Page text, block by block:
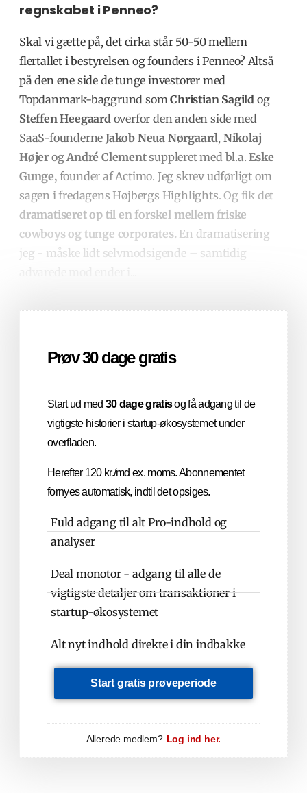
regnskabet i Penneo?
Skal vi gætte på, det cirka står 50-50 mellem
flertallet i bestyrelsen og founders i Penneo? Altså
på den ene side de tunge investorer med
Topdanmark-baggrund somChristian Sagild og
Steffen Heegaard overfor den anden side med
SaaS-founderneJakob Neua Nørgaard, Nikolaj
Højer og André Clementsuppleret med bl.a.Eske
Gunge, founder af Actimo. Jeg skrev udførligt om
sagen i fredagens Højbergs Highlights. Og fik det
dramatiseret op til en forskel mellem friske
cowboys og tunge corporates. En dramatisering
jeg - måske lidt selvmodsigende – samtidig
Prøv 30 dage gratis
Start ud med 30 dage gratisog få adgang til de
vigtigste historier i startup-økosystemet under
overfladen.
Herefter 120 kr./md ex. moms. Abonnementet
fornyes automatisk, indtil det opsiges.
Fuld adgang til alt Pro-indhold og
analyser
Deal monotor - adgang til alle de
vigtigste detaljer om transaktioner i
startup-økosystemet
Alt nyt indhold direkte i din indbakke
Start gratis prøveperiode
Allerede medlem? Log ind her.